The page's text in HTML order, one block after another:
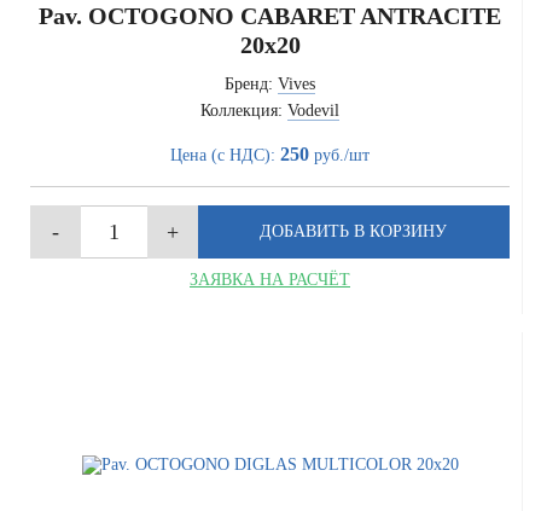
Pav. OCTOGONO CABARET ANTRACITE
20x20
Бренд: Vives
Коллекция: Vodevil
Цена (с НДС): 250 руб./шт
ЗАЯВКА НА РАСЧЁТ